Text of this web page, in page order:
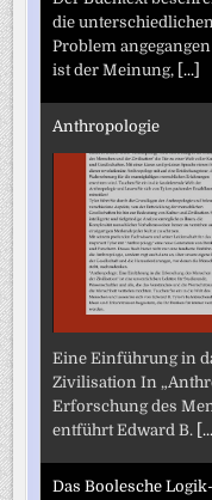
die
Problem
ist der Meinung, [...]
Anthropologie
Eine Einführung in
Zivilisation In
Erforschung des
entführt Edward B. [...]
Das Boolesche